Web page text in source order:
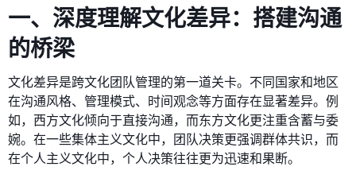
一、深度理解文化差异：搭建沟通
的桥梁
文化差异是跨文化团队管理的第一道关卡。不同国家和地区
在沟通风格、管理模式、时间观念等方面存在显著差异。例
如，西方文化倾向于直接沟通，而东方文化更注重含蓄与委
婉。在一些集体主义文化中，团队决策更强调群体共识，而
在个人主义文化中，个人决策往往更为迅速和果断。